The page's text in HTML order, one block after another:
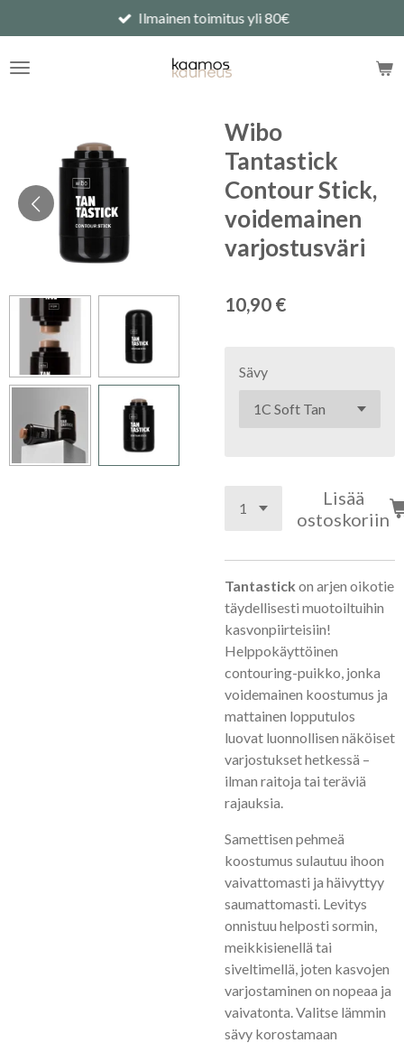
pääsisältöön
Ilmainen toimitus yli 80€
Wibo
Tantastick
Contour Stick,
voidemainen
varjostusväri
10,90 €
Sävy
Lisää
ostoskoriin
Tantastick on arjen oikotie
täydellisesti muotoiltuihin
kasvonpiirteisiin!
Helppokäyttöinen
contouring-puikko, jonka
voidemainen koostumus ja
mattainen lopputulos
luovat luonnollisen näköiset
varjostukset hetkessä –
ilman raitoja tai teräviä
rajauksia.
Samettisen pehmeä
koostumus sulautuu ihoon
vaivattomasti ja häivyttyy
saumattomasti. Levitys
onnistuu helposti sormin,
meikkisienellä tai
siveltimellä, joten kasvojen
varjostaminen on nopeaa ja
vaivatonta. Valitse lämmin
sävy korostamaan